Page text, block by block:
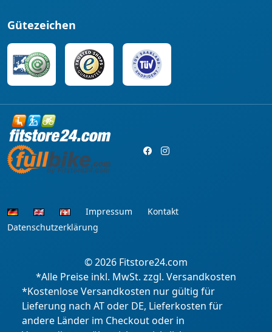
Gütezeichen
Impressum
Kontakt
Datenschutzerklärung
© 2026 Fitstore24.com
*Alle Preise inkl. MwSt. zzgl. Versandkosten
*Kostenlose Versandkosten nur gültig für
Lieferung nach AT oder DE, Lieferkosten für
andere Länder im Checkout oder in